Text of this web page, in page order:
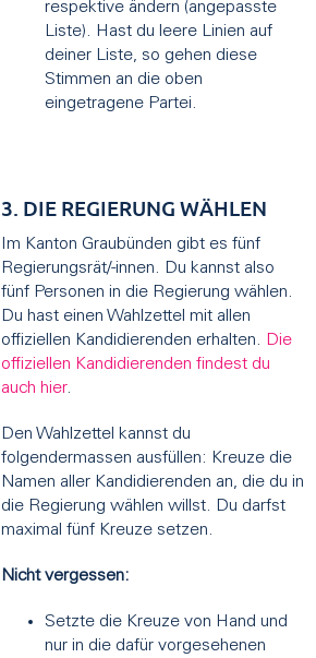
respektive ändern (angepasste
Liste). Hast du leere Linien auf
deiner Liste, so gehen diese
Stimmen an die oben
eingetragene Partei.
3. DIE REGIERUNG WÄHLEN
Im Kanton Graubünden gibt es fünf
Regierungsrät/-innen. Du kannst also
fünf Personen in die Regierung wählen.
Du hast einen Wahlzettel mit allen
offiziellen Kandidierenden erhalten. Die
offiziellen Kandidierenden findest du
auch hier.
Den Wahlzettel kannst du
folgendermassen ausfüllen: Kreuze die
Namen aller Kandidierenden an, die du in
die Regierung wählen willst. Du darfst
maximal fünf Kreuze setzen.
Nicht vergessen:
Setzte die Kreuze von Hand und
nur in die dafür vorgesehenen